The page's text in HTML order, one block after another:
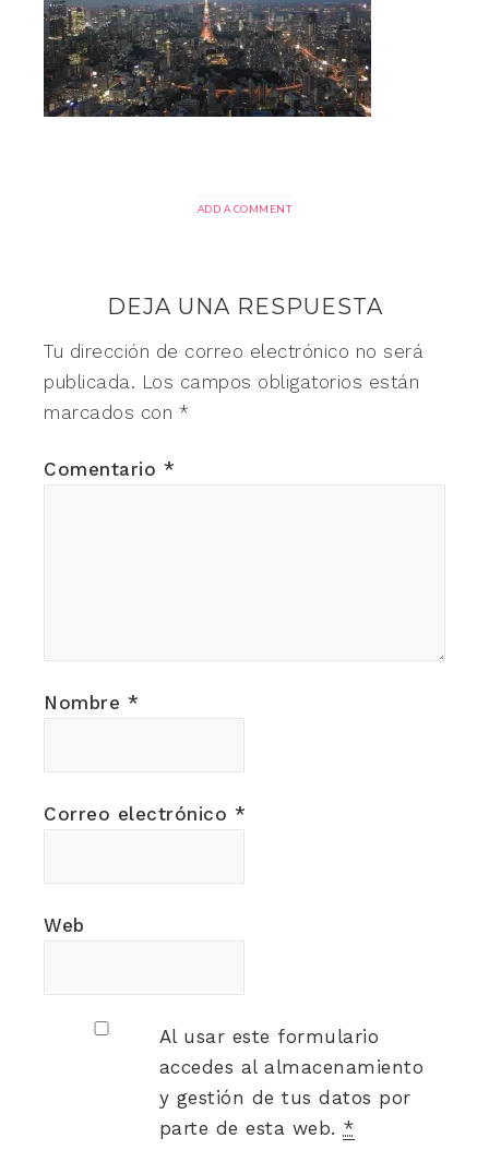
ADD A COMMENT
DEJA UNA RESPUESTA
Tu dirección de correo electrónico no será
publicada. Los campos obligatorios están
marcados con *
Comentario *
Nombre *
Correo electrónico *
Web
Al usar este formulario
accedes al almacenamiento
y gestión de tus datos por
parte de esta web. *